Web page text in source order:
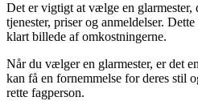
Det er vigtigt at vælge en glarmester,
tjenester, priser og anmeldelser.
klart billede af omkostningerne.
Når du vælger en glarmester, er det
kan få en fornemmelse for deres stil
rette fagperson.